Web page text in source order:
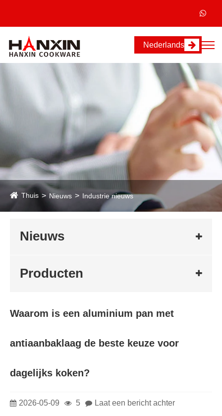
Nederlands
Thuis Nieuws Industrie nieuws
Nieuws
Producten
Waarom is een aluminium pan met
antiaanbaklaag de beste keuze voor
dagelijks koken?
2026-05-09 5 Laat een bericht achter